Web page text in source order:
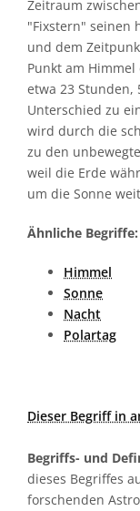
Zeitraum
"Fixstern" seinen
und dem
Punkt am
etwa 23 Stunden,
Unterschied zu
wird durch die
zu den
weil die Erde
um die Sonne
Ähnliche Begriffe:
Himmel
Sonne
Nacht
Polartag
Dieser Begriff in
Begriffs- und
dieses Begriffes
forschenden